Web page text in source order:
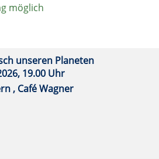
möglich
unseren Planeten
19.00 Uhr
, Café Wagner